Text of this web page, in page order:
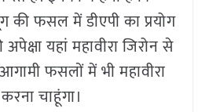
की फसल में डीएपी का प्रयोग
यहां महावीरा जिरोन से
फसलों में भी महावीरा
चाहूंगा।